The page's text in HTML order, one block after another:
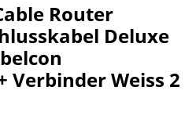
Router
Deluxe
Verbinder Weiss 2